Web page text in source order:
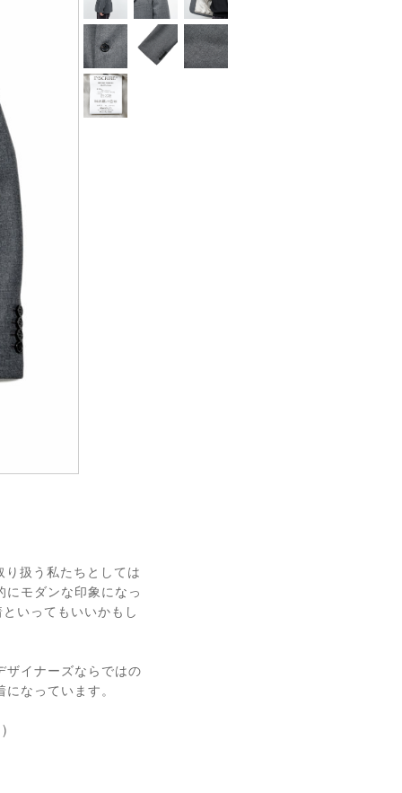
扱う私たちとしては
モダンな印象になっ
いってもいいかもし
ザイナーズならではの
なっています。